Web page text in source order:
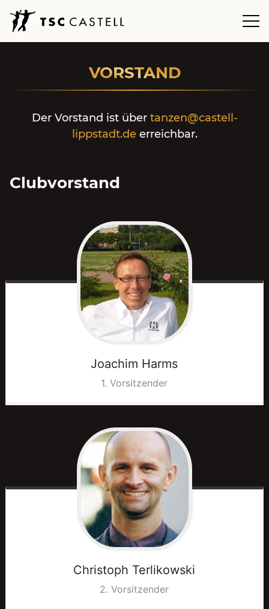
Vorstand
Impressum
Datenschutzerklärung
Trainingsplan
Saalbelegung
Veranstaltungskalender
Helfer Portal
Jubiläumsball 2026
VORSTAND
Der Vorstand ist über tanzen@castell-
lippstadt.de erreichbar.
Clubvorstand
Joachim Harms
1. Vorsitzender
Christoph Terlikowski
2. Vorsitzender